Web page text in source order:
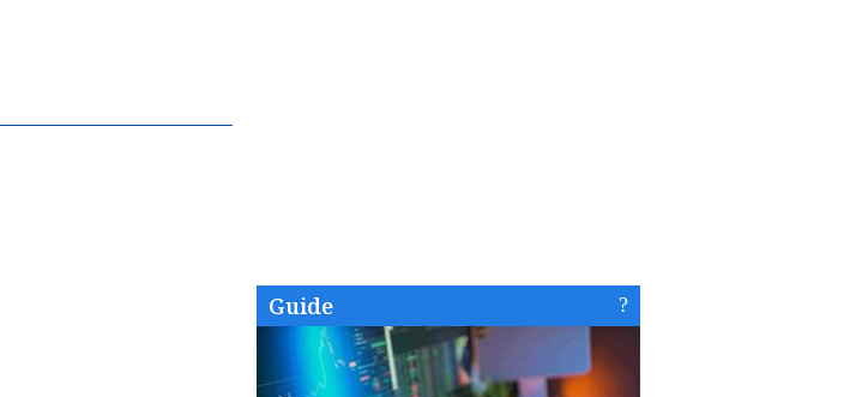
Guide